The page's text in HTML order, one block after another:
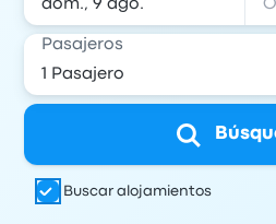
Pasajeros
Buscar alojamientos